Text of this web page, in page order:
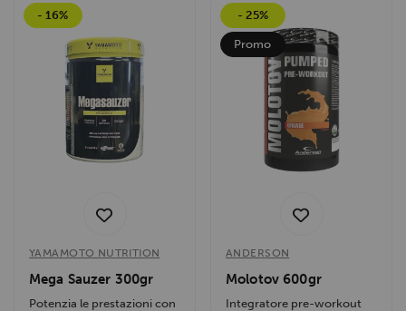
- 16%
YAMAMOTO NUTRITION
Mega Sauzer 300gr
Potenzia le prestazioni con
- 25%
Promo
ANDERSON
Molotov 600gr
Integratore pre-workout